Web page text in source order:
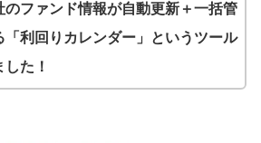
のファンド情報が自動更新＋一括管
「利回りカレンダー」というツール
た！